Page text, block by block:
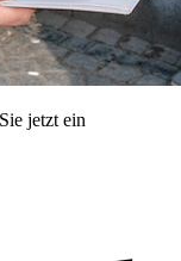
jetzt ein